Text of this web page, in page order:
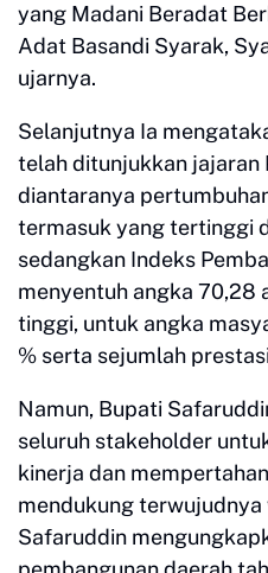
yang Madani Beradat
Adat Basandi Syarak,
ujarnya.
Selanjutnya Ia
telah ditunjukkan jajaran
diantaranya
termasuk yang tertinggi
sedangkan Indeks
menyentuh angka 70,28
tinggi, untuk angka
% serta sejumlah
Namun, Bupati
seluruh stakeholder
kinerja dan
mendukung terwujudnya
Safaruddin